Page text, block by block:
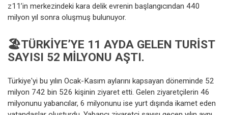
z11’in merkezindeki kara delik evrenin başlangıcından 440
milyon yıl sonra oluşmuş bulunuyor.
🏖️TÜRKIYE’YE 11 AYDA GELEN TURIST
SAYISI 52 MILYONU AŞTI.
Türkiye'yi bu yılın Ocak-Kasım aylarını kapsayan döneminde 52
milyon 742 bin 526 kişinin ziyaret etti. Gelen ziyaretçilerin 46
milyonunu yabancılar, 6 milyonunu ise yurt dışında ikamet eden